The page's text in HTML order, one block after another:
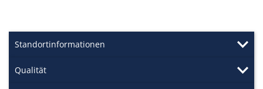
Standortinformationen
Qualität